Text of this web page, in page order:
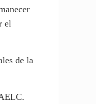
el
de la